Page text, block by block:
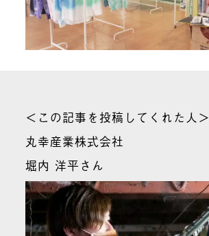
＜この記事を投稿してくれた人＞
丸幸産業株式会社
堀内 洋平さん